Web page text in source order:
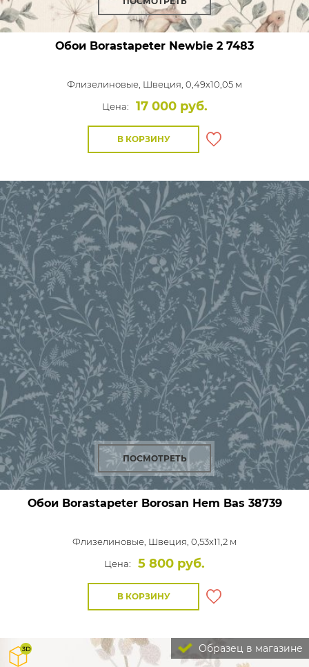
Обои Borastapeter Newbie 2 7483
Флизелиновые, Швеция, 0,49x10,05 м
Цена:
17 000 руб.
В КОРЗИНУ
ПОСМОТРЕТЬ
Обои Borastapeter Borosan Hem Bas 38739
Флизелиновые, Швеция, 0,53x11,2 м
Цена:
5 800 руб.
В КОРЗИНУ
Образец в магазине